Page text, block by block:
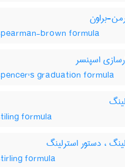
براون
brown formula
اسپنسر
graduation formula
formula
، دستور استرلینگ
formula